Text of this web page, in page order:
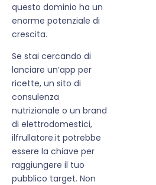
questo dominio ha un
enorme potenziale di
crescita.
Se stai cercando di
lanciare un’app per
ricette, un sito di
consulenza
nutrizionale o un brand
di elettrodomestici,
ilfrullatore.it potrebbe
essere la chiave per
raggiungere il tuo
pubblico target. Non